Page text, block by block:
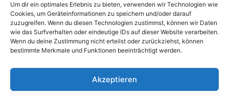
Um dir ein optimales Erlebnis zu bieten, verwenden wir Technologien wie
Cookies, um Geräteinformationen zu speichern und/oder darauf
zuzugreifen. Wenn du diesen Technologien zustimmst, können wir Daten
wie das Surfverhalten oder eindeutige IDs auf dieser Website verarbeiten.
Wenn du deine Zustimmung nicht erteilst oder zurückziehst, können
bestimmte Merkmale und Funktionen beeinträchtigt werden.
Akzeptieren
h
i
v
Unterstützt von: